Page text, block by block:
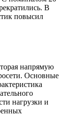
В
повысил
напрямую
Основные
нагрузки и